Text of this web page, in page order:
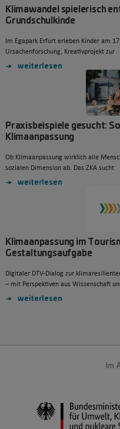
Klimawandel spielerisch
Grundschulkinde
Im Egapark Erfurt erleben Kinder am
Ursachenforschung, Kreativprojekt zur
weiterlesen
Praxisbeispiele gesucht:
Klimaanpassung
Ob Klimaanpassung wirklich alle
sozialen Dimension ab. Das ZKA sucht
weiterlesen
Klimaanpassung im
Gestaltungsaufgabe
Digitaler DTV-Dialog zur
– mit Perspektiven aus Wissenschaft
weiterlesen
Im